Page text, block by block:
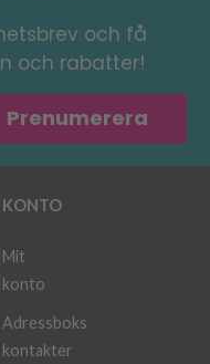
och få
och rabatter!
Prenumerera
KONTO
Mit
konto
Adressboks
kontakter